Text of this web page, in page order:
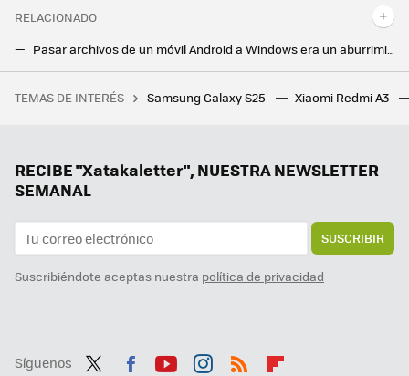
RELACIONADO
Pasar archivos de un móvil Android a Windows era un aburrimiento hasta que llegó 'Quick Share'. Ahora ha aprendido un truco para ser aún más rápido
Desbloqueaba mi móvil decenas de veces al día y no sabía para qué. Esta aplicación me pregunta justo lo mismo
Tormenta perfecta en Spotify: tras perseguir a los usuarios del APK Premium, ahora oye anuncios por error hasta quien sí paga
TEMAS DE INTERÉS Samsung Galaxy S25 Xiaomi Redmi A3
RECIBE "Xatakaletter", NUESTRA NEWSLETTER
SEMANAL
SUSCRIBIR
Suscribiéndote aceptas nuestra política de privacidad
Síguenos